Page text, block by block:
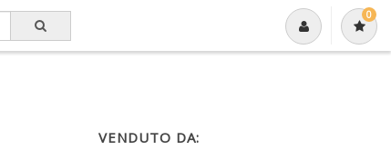
0
VENDUTO DA: